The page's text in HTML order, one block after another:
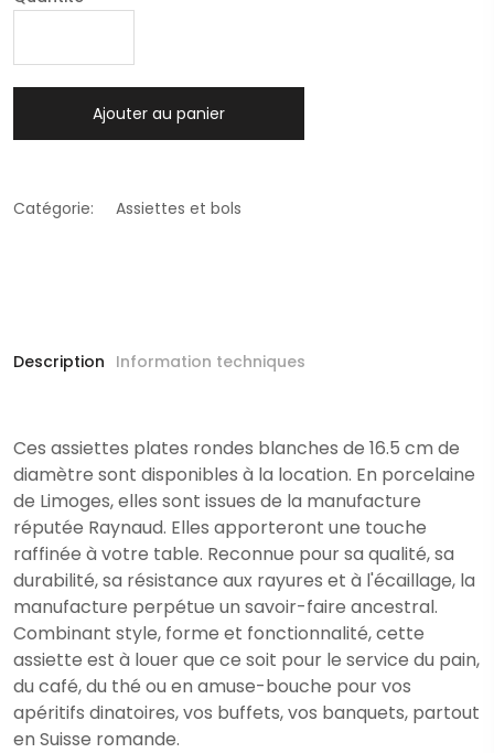
Ajouter au panier
Catégorie: Assiettes et bols
Description Information techniques
Ces assiettes plates rondes blanches de 16.5 cm de
diamètre sont disponibles à la location. En porcelaine
de Limoges, elles sont issues de la manufacture
réputée Raynaud. Elles apporteront une touche
raffinée à votre table. Reconnue pour sa qualité, sa
durabilité, sa résistance aux rayures et à l'écaillage, la
manufacture perpétue un savoir-faire ancestral.
Combinant style, forme et fonctionnalité, cette
assiette est à louer que ce soit pour le service du pain,
du café, du thé ou en amuse-bouche pour vos
apéritifs dinatoires, vos buffets, vos banquets, partout
en Suisse romande.